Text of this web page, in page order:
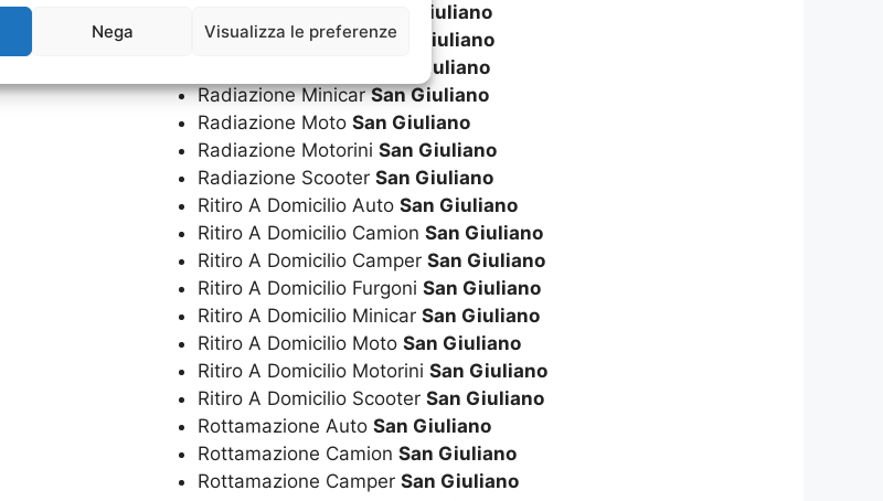
Nega Visualizza le preferenze
San Giuliano
Radiazione CamperSan Giuliano
San Giuliano
Radiazione MinicarSan Giuliano
Radiazione Moto San Giuliano
Radiazione Motorini San Giuliano
Radiazione Scooter San Giuliano
Ritiro A Domicilio Auto San Giuliano
Ritiro A Domicilio Camion San Giuliano
Ritiro A Domicilio Camper San Giuliano
Ritiro A Domicilio Furgoni San Giuliano
Ritiro A Domicilio Minicar San Giuliano
Ritiro A Domicilio Moto San Giuliano
Ritiro A Domicilio Motorini San Giuliano
Ritiro A Domicilio Scooter San Giuliano
Rottamazione Auto San Giuliano
Rottamazione Camion San Giuliano
Rottamazione Camper San Giuliano